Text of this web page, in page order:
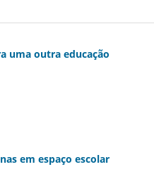
uma outra educação
em espaço escolar